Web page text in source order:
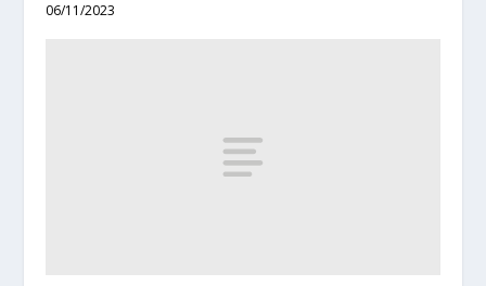
06/11/2023